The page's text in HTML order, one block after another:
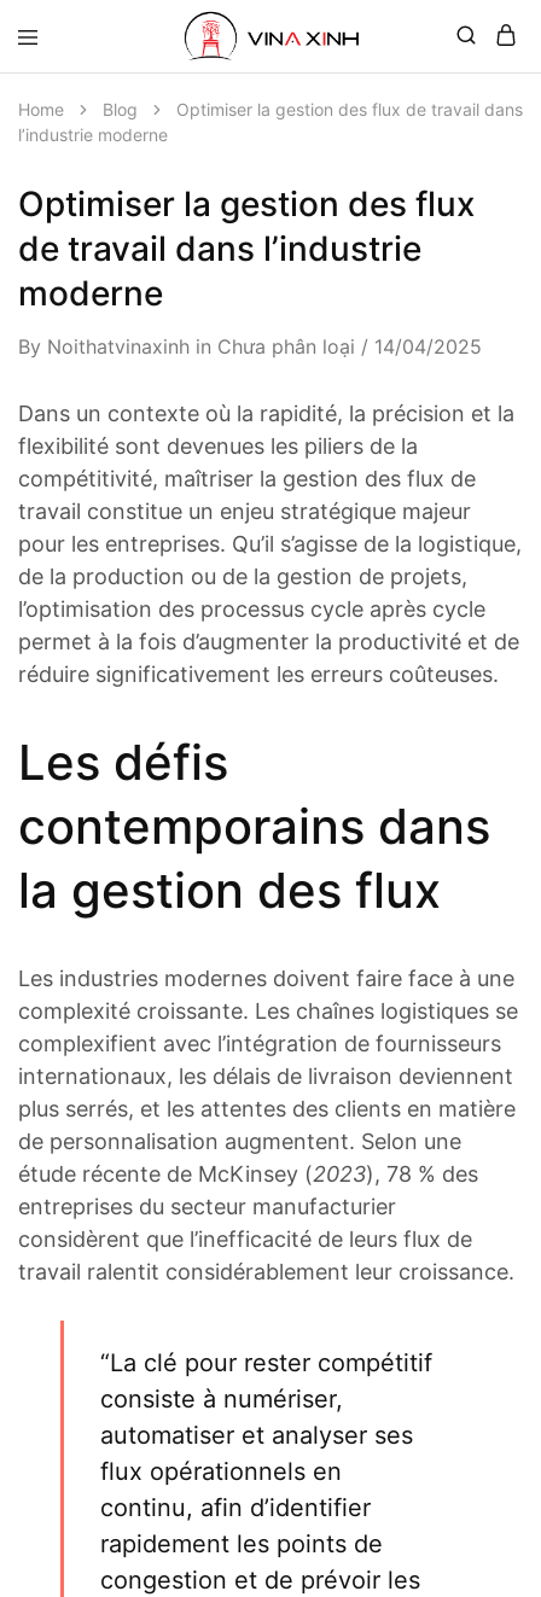
Home Blog
Optimiser la gestion des flux de travail dans
l’industrie moderne
Optimiser la gestion des flux
de travail dans l’industrie
moderne
By Noithatvinaxinh in Chưa phân loại 14/04/2025
Dans un contexte où la rapidité, la précision et la
flexibilité sont devenues les piliers de la
compétitivité, maîtriser la gestion des flux de
travail constitue un enjeu stratégique majeur
pour les entreprises. Qu’il s’agisse de la logistique,
de la production ou de la gestion de projets,
l’optimisation des processus cycle après cycle
permet à la fois d’augmenter la productivité et de
réduire significativement les erreurs coûteuses.
Les défis
contemporains dans
la gestion des flux
Les industries modernes doivent faire face à une
complexité croissante. Les chaînes logistiques se
complexifient avec l’intégration de fournisseurs
internationaux, les délais de livraison deviennent
plus serrés, et les attentes des clients en matière
de personnalisation augmentent. Selon une
étude récente de McKinsey (2023), 78 % des
entreprises du secteur manufacturier
considèrent que l’inefficacité de leurs flux de
travail ralentit considérablement leur croissance.
“La clé pour rester compétitif
consiste à numériser,
automatiser et analyser ses
flux opérationnels en
continu, afin d’identifier
rapidement les points de
congestion et de prévoir les